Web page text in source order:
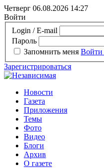
Четверг 06.08.2026 14:27
Войти
Login / E-mail
Пароль
Запомнить меня Войти
Зарегистрироваться
Новости
Газета
Приложения
Темы
Фото
Видео
Блоги
Архив
О газете